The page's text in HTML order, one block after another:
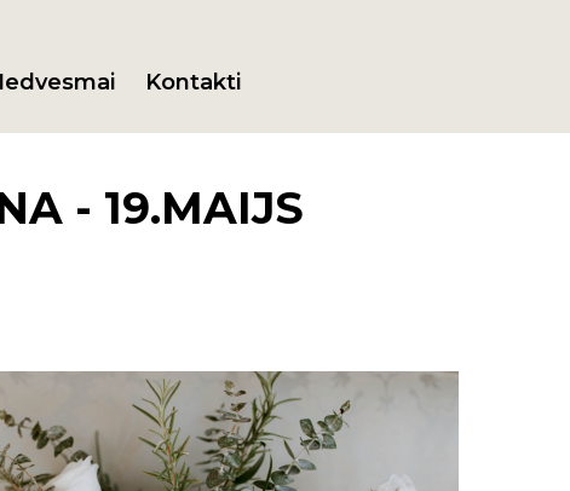
Iedvesmai Kontakti
- 19.MAIJS